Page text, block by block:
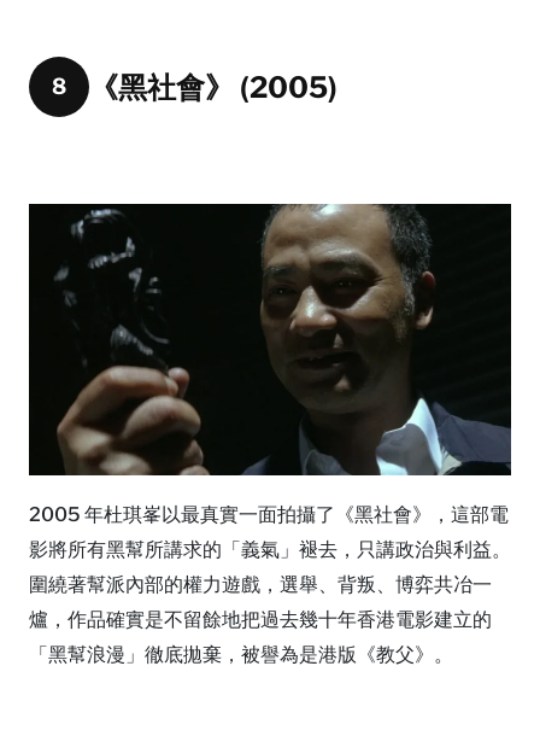
8 《黑社會》 (2005)
2005 年杜琪峯以最真實一面拍攝了《黑社會》，這部電
影將所有黑幫所講求的「義氣」褪去，只講政治與利益。
圍繞著幫派內部的權力遊戲，選舉、背叛、博弈共冶一
爐，作品確實是不留餘地把過去幾十年香港電影建立的
「黑幫浪漫」徹底拋棄，被譽為是港版《教父》。